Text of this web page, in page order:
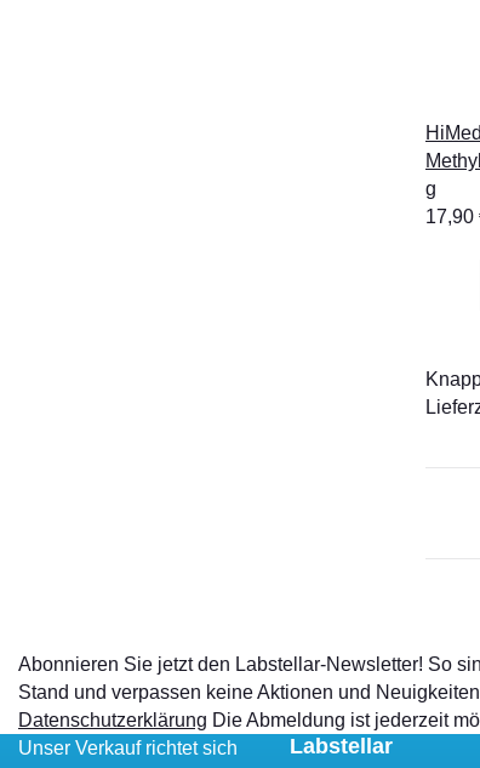
g
17,90
Abonnieren Sie jetzt den Labstellar-Newsletter! So
Stand und verpassen keine Aktionen und
Datenschutzerklärung Die Abmeldung ist jederzeit
Unser Verkauf richtet sich
Labstellar